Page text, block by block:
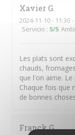
Xavier G
2024-11-10- 11:30
Servicio : 5/5
Les plats sont
chauds,
que l'on aime.
Chaque fois que
de bonnes
FranckG